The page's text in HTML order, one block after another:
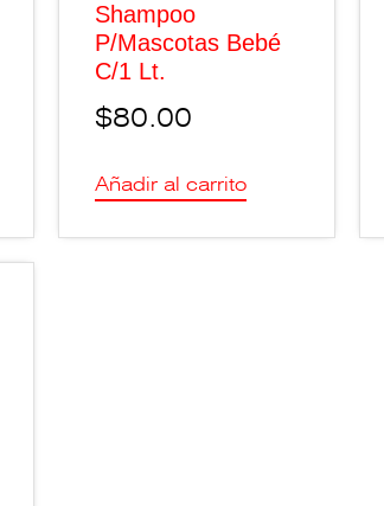
Shampoo
P/Mascotas Bebé
C/1 Lt.
$80.00
Añadir al carrito